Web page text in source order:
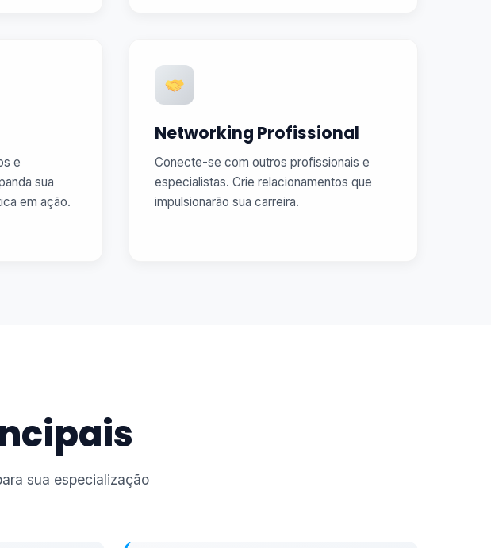
e
sua
em ação.
Networking Profissional
Conecte-se com outros profissionais e
especialistas. Crie relacionamentos que
impulsionarão sua carreira.
sua especialização